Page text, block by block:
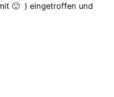
🙂 ) eingetroffen und